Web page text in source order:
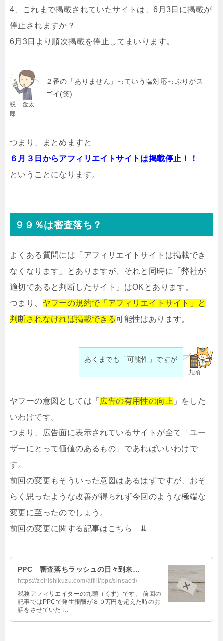
4、これまで掲載されていたサイトは、6月3日に掲載が
停止されますか？
6月3日より順次掲載を停止してまいります。
税 金太
郎
２番の「ありません」っていう塩対応っぷりがス
ゴイ(笑)
つまり、まとめますと
６月３日からアフィリエイトサイトは掲載停止！！
ということになります。
９９％は審査落ち？
よくある質問には「アフィリエイトサイトは掲載でき
なくなります」とありますが、それと同時に「弊社が
適切であると判断したサイト」はOKとあります。
つまり、 ヤフーの規約で「アフィリエイトサイト」と
判断されなければ掲載できる可能性はあります。
九頭
あくまでも「可能性」ですが
ヤフーの意図としては「 広告の有用性の向上 」をした
いわけです。
つまり、広告面に表示されているサイトが全て「ユー
ザーにとって価値のあるもの」であればいいわけで
す。
前回の変更もそういった意図はあるはずですが、おそ
らく思ったような改善が得られず今回のような極端な
変更に至ったのでしょう。
前回の変更に関する記事はこちら ⇊
PPC 審査落ちラッシュの日々到来…
https://zeirishikuzu.com/affili/ppc/sinsaoti/
税務アフィリエイターの九頭（くず）です。 前回の
記事ではPPCで発生報酬が８０万円を超えた時のお
話をさせていた …